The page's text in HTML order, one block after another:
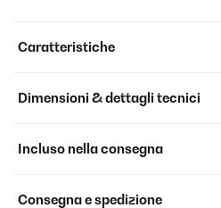
Caratteristiche
Dimensioni & dettagli tecnici
Incluso nella consegna
Consegna e spedizione